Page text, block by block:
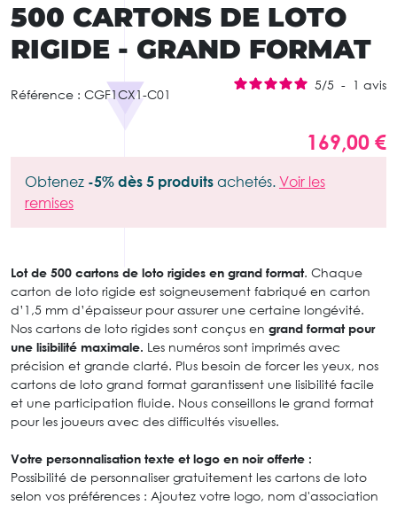
500 CARTONS DE LOTO
RIGIDE - GRAND FORMAT
Référence : CGF1CX1-C01
5/5 - 1 avis
169,00 €
Obtenez -5% dès 5 produits achetés. Voir les
remises
Lot de 500 cartons de loto rigides en grand format. Chaque
carton de loto rigide est soigneusement fabriqué en carton
d’1,5 mm d’épaisseur pour assurer une certaine longévité.
Nos cartons de loto rigides sont conçus en grand format pour
une lisibilité maximale. Les numéros sont imprimés avec
précision et grande clarté. Plus besoin de forcer les yeux, nos
cartons de loto grand format garantissent une lisibilité facile
et une participation fluide. Nous conseillons le grand format
pour les joueurs avec des difficultés visuelles.
Votre personnalisation texte et logo en noir offerte :
Possibilité de personnaliser gratuitement les cartons de loto
selon vos préférences : Ajoutez votre logo, nom d'association